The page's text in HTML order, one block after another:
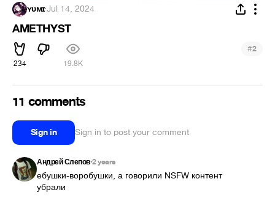
ʏᴜᴍɪ·Jul 14, 2024
AMETHYST
234 19.8K
#2
11 comments
Sign in Sign in to post your comment
Андрей Слепов•2 years
ебушки-воробушки, а говорили NSFW контент
убрали